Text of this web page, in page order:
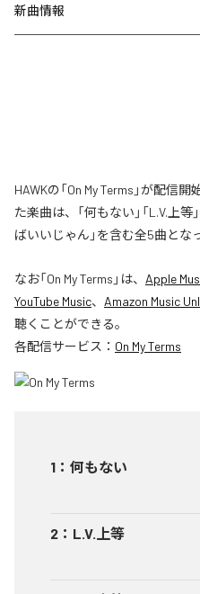
新曲情報
HAWKの「On My Terms」が配信
た楽曲は、「何もない」「L.V.上等
ばいいじゃん」を含む全5曲とな
なお「On My Terms 」は、 Apple
YouTube Music、 Amazon Music
聴くことができる。
各配信サービス： On My Terms
1 ： 何もない
2 ： L.V.上等